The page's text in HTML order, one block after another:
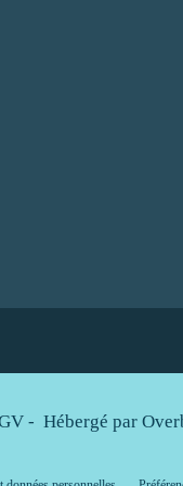
- Hébergé par